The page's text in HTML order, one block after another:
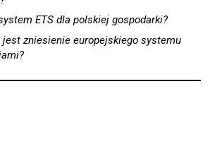
ETS dla polskiej gospodarki?
jest zniesienie europejskiego systemu